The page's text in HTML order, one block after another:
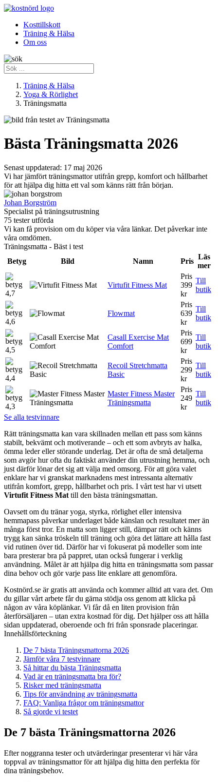
Kosttillskott
Träning & Hälsa
Om oss
Träning & Hälsa
Yoga & Rörlighet
Träningsmatta
Bästa Träningsmatta 2026
Senast uppdaterad: 17 maj 2026
Vi har jämfört träningsmattor utifrån grepp, komfort och hållbarhet
för att hjälpa dig hitta ett val som känns rätt från början.
Johan Borgström
Specialist på träningsutrustning
75 tester utförda
Vi kan få provision om du köper via våra länkar. Det påverkar inte
våra omdömen.
Träningsmatta - Bäst i test
Betyg
Bild Namn Pris
Läs
mer
4,7
Virtufit Fitness Mat
Pris
399
kr
Till
butik
4,6
Flowmat
Pris
639
kr
Till
butik
4,5
Casall Exercise Mat
Comfort
Pris
699
kr
Till
butik
4,4
Recoil Stretchmatta
Basic
Pris
299
kr
Till
butik
4,3
Master Fitness Master
Träningsmatta
Pris
249
kr
Till
butik
Se alla testvinnare
Rätt träningsmatta kan vara skillnaden mellan ett pass som känns
stabilt, bekvämt och motiverande – och ett som avbryts av halka,
ömma leder eller störande underlag. Det är ofta de små detaljerna
som avgör hur ofta du faktiskt använder din utrustning hemma, och
just därför lönar det sig att välja med omsorg. För att göra valet
enklare har vi granskat marknadens mest intressanta alternativ
utifrån komfort, grepp, hållbarhet och pris. I vårt test har vi utsett
Virtufit Fitness Mat till den bästa träningsmattan.
Oavsett om du tränar yoga, styrka, rörlighet eller intensiva
hemmapass påverkar underlaget både känslan och resultatet mer än
många först tror. En matta som ligger still, dämpar rätt och känns
trygg kan sänka tröskeln till träning och göra det lättare att hålla fast
vid rutinen över tid. Därför har vi fokuserat på modeller som inte
bara presterar bra på pappret, utan också fungerar i verklig
användning. Målet är att hjälpa dig hitta en träningsmatta som passar
dina behov och gör varje pass lite enklare att genomföra.
Kostnörd.se är gratis att använda och kommer alltid att vara det. Om
du gillar vårt arbete får du gärna stödja oss genom att klicka på
någon av våra köplänkar. Vi får då en liten provision från
återförsäljaren – utan extra kostnad för dig. Det hjälper oss att hålla
sidan uppdaterad, oberoende och fri från sponsrade placeringar.
Innehållsförteckning
De 7 bästa Träningsmattorna 2026
Jämför våra 7 testvinnare
Så hittar du bästa Träningsmatta
Vad är en träningsmatta bra för?
Risker med träningsmatta
Tips för användning av träningsmatta
FAQ: Vanliga frågor om träningsmattor
Så gjorde vi testet
De 7 bästa Träningsmattorna 2026
Efter noggranna tester och utvärderingar presenterar vi här våra
toppval av träningsmattor för att hjälpa dig hitta den perfekta för
dina träningsbehov.